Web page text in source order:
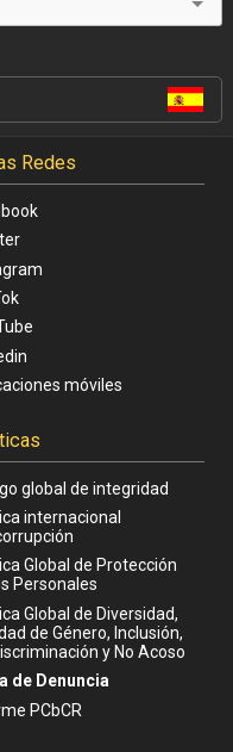
Redes
móviles
global de integridad
internacional
Global de Protección
Personales
Global de Diversidad,
de Género, Inclusión,
y No Acoso
de Denuncia
PCbCR